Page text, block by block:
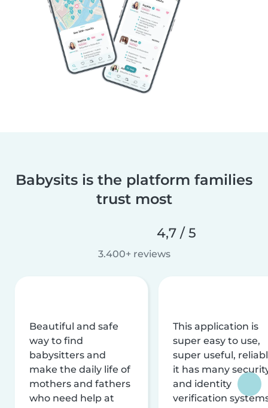
Babysits is the platform families
trust most
4,7 / 5
3.400+ reviews
Beautiful and safe
way to find
babysitters and
make the daily life of
mothers and fathers
who need help at
This application is
super easy to use,
super useful,
it has many
and identity
verification